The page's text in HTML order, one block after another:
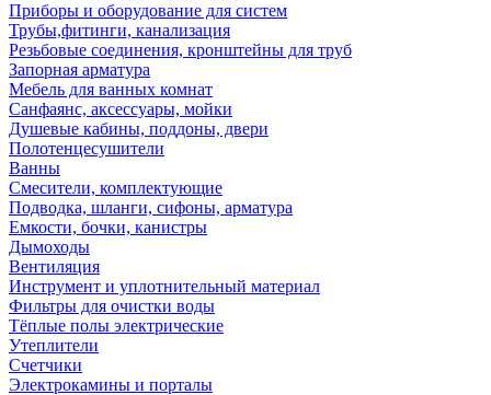
Приборы и оборудование для систем
Трубы,фитинги, канализация
Резьбовые соединения, кронштейны для труб
Запорная арматура
Мебель для ванных комнат
Санфаянс, аксессуары, мойки
Душевые кабины, поддоны, двери
Полотенцесушители
Ванны
Смесители, комплектующие
Подводка, шланги, сифоны, арматура
Емкости, бочки, канистры
Дымоходы
Вентиляция
Инструмент и уплотнительный материал
Фильтры для очистки воды
Тёплые полы электрические
Утеплители
Счетчики
Электрокамины и порталы